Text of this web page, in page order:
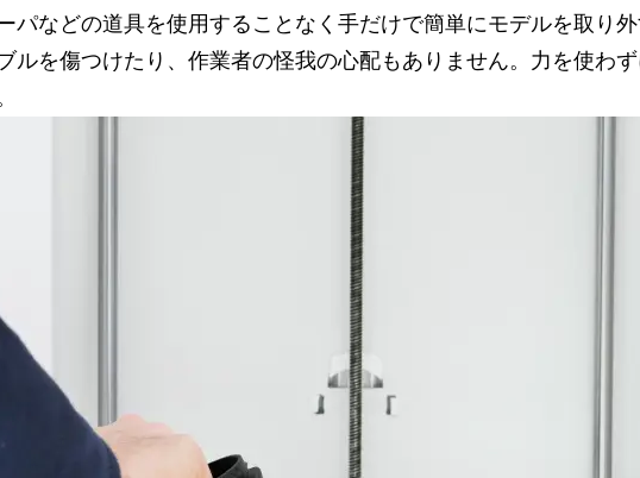
パなどの道具を使用することなく手だけで簡単にモデルを取り外
ルを傷つけたり、作業者の怪我の心配もありません。力を使わ